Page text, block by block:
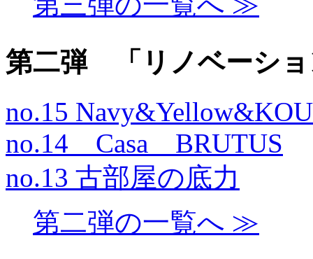
第二弾 「リノベーショ
no.15
no.14 Casa BRUTUS
no.13 古部屋の底力
第二弾の一覧へ ≫